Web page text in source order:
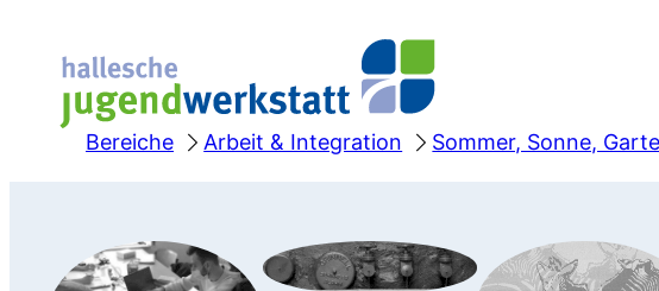
Inhalt
springen
Bereiche Arbeit & Integration Sommer, Sonne,